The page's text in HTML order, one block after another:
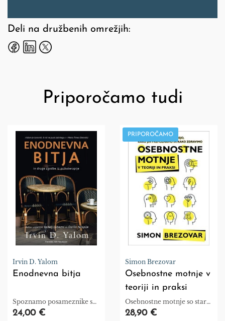
Deli na družbenih omrežjih:
Priporočamo tudi
Irvin D. Yalom
Enodnevna bitja
Spoznamo posameznike s
presunljivimi zgodbami.
24,00 €
PRIPOROČAMO
Simon Brezovar
Osebnostne motnje v
teoriji in praksi
Osebnostne motnje so stare
toliko, kolikor je staro
28,90 €